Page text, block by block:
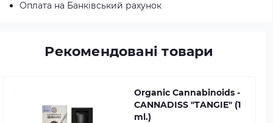
Оплата на Банківський рахунок
Рекомендовані товари
Organic Cannabinoids -
CANNADISS "TANGIE" (1
ml.)